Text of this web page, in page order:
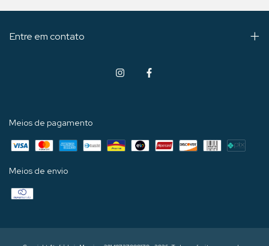
Entre em contato
Meios de pagamento
Meios de envio